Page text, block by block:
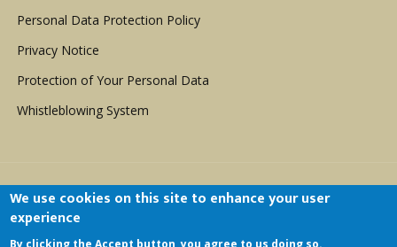
Personal Data Protection Policy
Privacy Notice
Protection of Your Personal Data
Whistleblowing System
We use cookies on this site to enhance your user
experience
By clicking the Accept button, you agree to us doing so.